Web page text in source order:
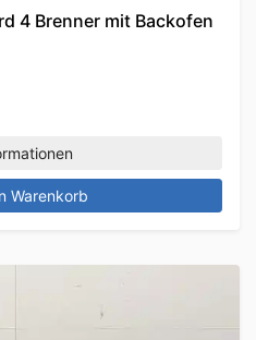
4 Brenner mit Backofen
Warenkorb